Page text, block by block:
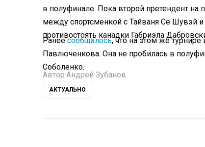
в полуфинале. Пока второй претендент на
между спортсменкой с Тайваня Се Шувэй
противостоять канадки Габриэла
Ранеесообщалось, что на этом же
Павлюченкова. Она не пробилась в
Соболенко.
Автор:Андрей Зубанов
АКТУАЛЬНО